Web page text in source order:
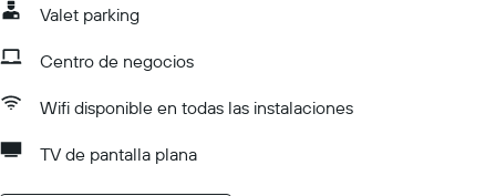
Valet parking
Centro de negocios
Wifi disponible en todas las instalaciones
TV de pantalla plana